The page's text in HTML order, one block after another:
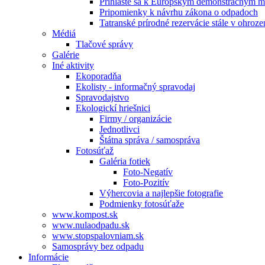
Pripomienky k návrhu zákona o odpadoch
Tatranské prírodné rezervácie stále v
Médiá
Tlačové správy
Galérie
Iné aktivity
Ekoporadňa
Ekolisty - informačný spravodaj
Spravodajstvo
Ekologickí hriešnici
Firmy / organizácie
Jednotlivci
Štátna správa / samospráva
Fotosúťaž
Galéria fotiek
Foto-Negatív
Foto-Pozitív
Výhercovia a najlepšie fotografie
Podmienky fotosúťaže
www.kompost.sk
www.nulaodpadu.sk
www.stopspalovniam.sk
Samosprávy bez odpadu
Informácie